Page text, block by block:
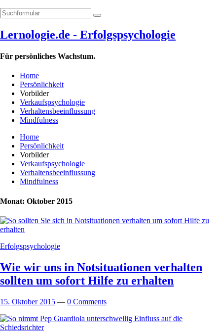
Lernologie.de - Erfolgspsychologie
Für persönliches Wachstum.
Home
Persönlichkeit
Vorbilder
Verkaufspsychologie
Verhaltensbeeinflussung
Mindfulness
Home
Persönlichkeit
Vorbilder
Verkaufspsychologie
Verhaltensbeeinflussung
Mindfulness
Monat: Oktober 2015
Erfolgspsychologie
Wie wir uns in Notsituationen verhalten
sollten um sofort Hilfe zu erhalten
15. Oktober 2015 — 0 Comments